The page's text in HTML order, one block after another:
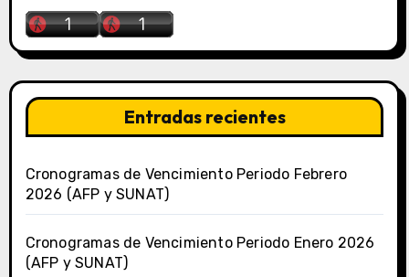
Entradas recientes
Cronogramas de Vencimiento Periodo Febrero
2026 (AFP y SUNAT)
Cronogramas de Vencimiento Periodo Enero 2026
(AFP y SUNAT)